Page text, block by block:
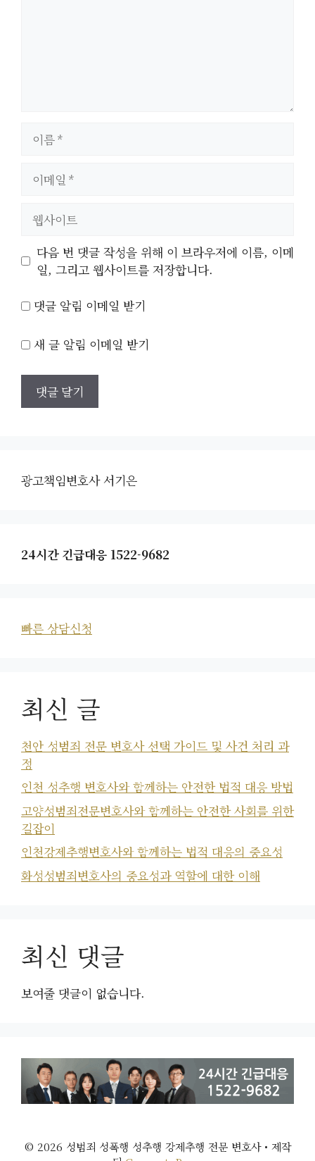
트
다음 번 댓글 작성을 위해 이 브라우저에 이름, 이메
일, 그리고 웹사이트를 저장합니다.
댓글 알림 이메일 받기
새 글 알림 이메일 받기
광고책임변호사 서기은
24시간 긴급대응 1522-9682
빠른 상담신청
최신 글
천안 성범죄 전문 변호사 선택 가이드 및 사건 처리 과
정
인천 성추행 변호사와 함께하는 안전한 법적 대응 방법
고양성범죄전문변호사와 함께하는 안전한 사회를 위한
길잡이
인천강제추행변호사와 함께하는 법적 대응의 중요성
화성성범죄변호사의 중요성과 역할에 대한 이해
최신 댓글
보여줄 댓글이 없습니다.
© 2026 성범죄 성폭행 성추행 강제추행 전문 변호사• 제작